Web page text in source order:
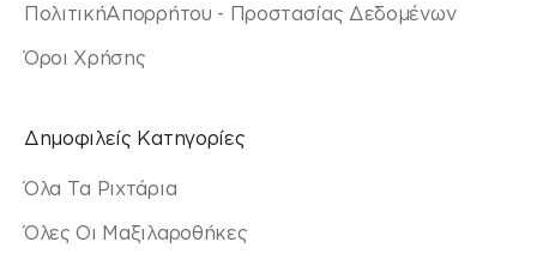
ΠολιτικήΑπορρήτου - Προστασίας Δεδομένων
Όροι Χρήσης
Δημοφιλείς Κατηγορίες
Όλα Τα Ριχτάρια
Όλες Οι Μαξιλαροθήκες